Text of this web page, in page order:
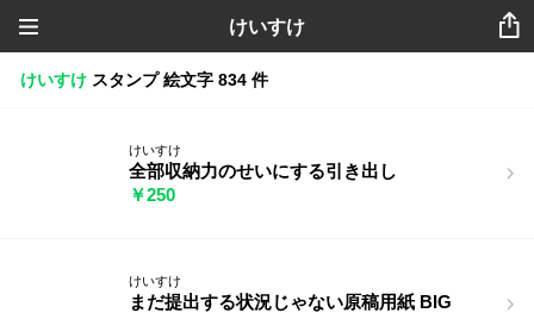
けいすけ
けいすけ スタンプ 絵文字 834 件
けいすけ
全部収納力のせいにする引き出し
￥250
けいすけ
まだ提出する状況じゃない原稿用紙 BIG